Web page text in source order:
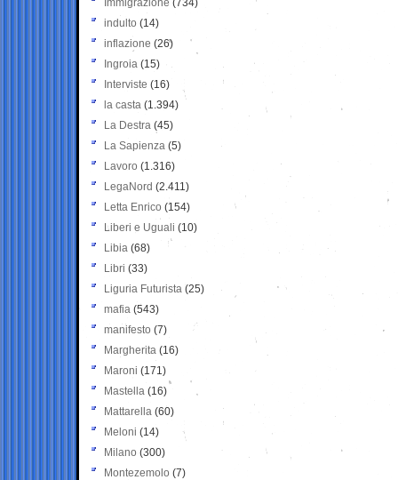
Immigrazione (734)
indulto (14)
inflazione (26)
Ingroia (15)
Interviste (16)
la casta (1.394)
La Destra (45)
La Sapienza (5)
Lavoro (1.316)
LegaNord (2.411)
Letta Enrico (154)
Liberi e Uguali (10)
Libia (68)
Libri (33)
Liguria Futurista (25)
mafia (543)
manifesto (7)
Margherita (16)
Maroni (171)
Mastella (16)
Mattarella (60)
Meloni (14)
Milano (300)
Montezemolo (7)